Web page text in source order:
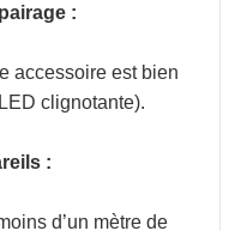
:
accessoire est bien
clignotante).
:
d’un mètre de